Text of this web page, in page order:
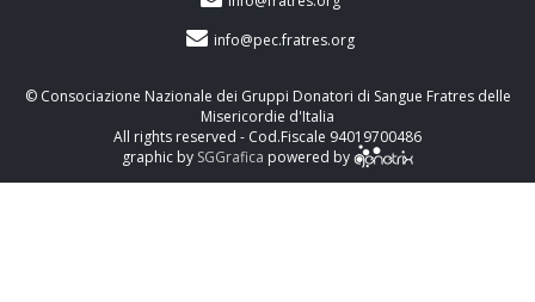
info@pec.fratres.org
© Consociazione Nazionale dei Gruppi Donatori di Sangue Fratres delle
Misericordie d'Italia
All rights reserved - Cod.Fiscale 94019700486
graphic by SGGrafica powered by